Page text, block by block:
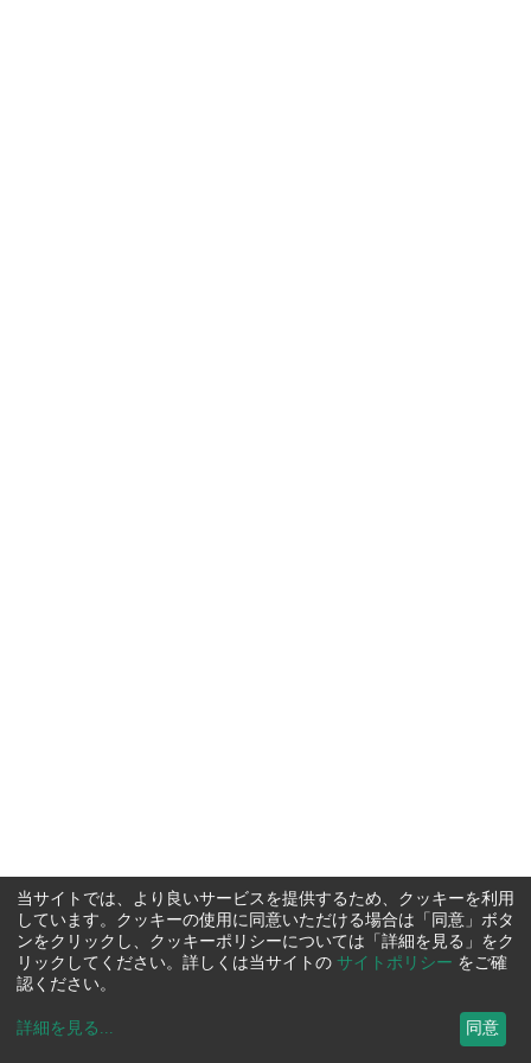
当サイトでは、より良いサービスを提供するため、クッキーを利用
しています。クッキーの使用に同意いただける場合は「同意」ボタ
ンをクリックし、クッキーポリシーについては「詳細を見る」をク
リックしてください。詳しくは当サイトの サイトポリシー をご確
認ください。
詳細を見る ... 同意